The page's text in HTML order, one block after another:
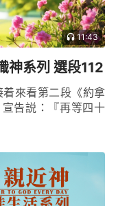
11:43
神系列 選段112
來看第二段《約拿
告説：『再等四十